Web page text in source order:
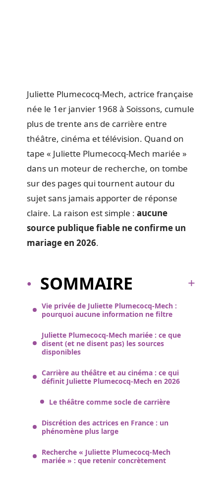
Juliette Plumecocq-Mech, actrice française
née le 1er janvier 1968 à Soissons, cumule
plus de trente ans de carrière entre
théâtre, cinéma et télévision. Quand on
tape « Juliette Plumecocq-Mech mariée »
dans un moteur de recherche, on tombe
sur des pages qui tournent autour du
sujet sans jamais apporter de réponse
claire. La raison est simple : aucune
source publique fiable ne confirme un
mariage en 2026.
SOMMAIRE
Vie privée de Juliette Plumecocq-Mech :
pourquoi aucune information ne filtre
Juliette Plumecocq-Mech mariée : ce que
disent (et ne disent pas) les sources
disponibles
Carrière au théâtre et au cinéma : ce qui
définit Juliette Plumecocq-Mech en 2026
Le théâtre comme socle de carrière
Discrétion des actrices en France : un
phénomène plus large
Recherche « Juliette Plumecocq-Mech
mariée » : que retenir concrètement